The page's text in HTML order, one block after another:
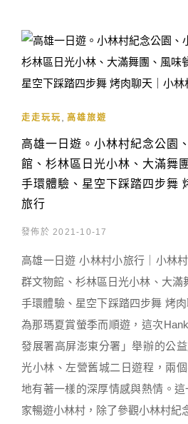
走走玩玩 高雄旅遊
高雄一日遊。小林村紀念公園
館、杉林區日光小林、大滿舞
手環體驗、星空下踩踏四步舞
旅行
發佈於 2021-10-17
高雄一日遊 小林村小旅行｜小林
群文物館、杉林區日光小林、大滿
手環體驗、星空下踩踏四步舞 烤
為那瑪夏賞螢季而順遊，這次
發展署高屏澎東分署」舉辦的公
光小林、左營舊城二日遊程，兩
地有著一樣的深厚情感與熱情。
家暢遊小林村，除了參觀小林村紀